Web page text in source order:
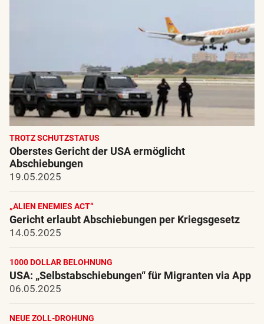
TROTZ SCHUTZSTATUS
Oberstes Gericht der USA ermöglicht
Abschiebungen
19.05.2025
„ALIEN ENEMIES ACT“
Gericht erlaubt Abschiebungen per Kriegsgesetz
14.05.2025
1000 DOLLAR BELOHNUNG
USA: „Selbstabschiebungen“ für Migranten via App
06.05.2025
NEUE ZOLL-DROHUNG